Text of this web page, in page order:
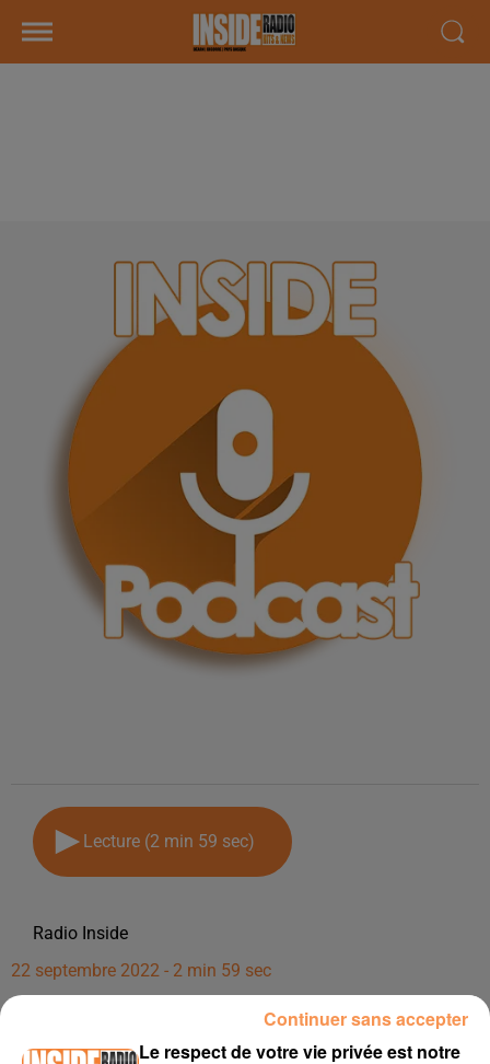
Lecture (2 min 59 sec)
Radio Inside
22 septembre 2022 - 2 min 59 sec
INTERVIEW DE ADELINE "CUISINE RÉFÉRENCES À PAU, SUR RADIO
Le respect de votre vie privée est notre
Continuer sans accepter